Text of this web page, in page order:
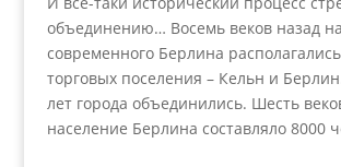
объединению… Восемь веков назад
современного Берлина
торговых поселения – Кельн и
лет города объединились. Шесть
население Берлина составляло 8000